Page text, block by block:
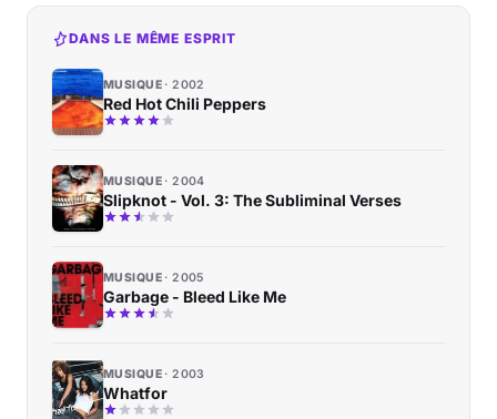
DANS LE MÊME ESPRIT
MUSIQUE 2002
Red Hot Chili Peppers
MUSIQUE 2004
Slipknot - Vol. 3: The Subliminal Verses
MUSIQUE 2005
Garbage - Bleed Like Me
MUSIQUE 2003
Whatfor